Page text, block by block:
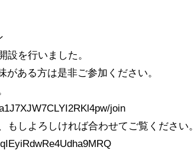
設を行いました。
ある方は是非ご参加ください。
join
しよろしければ合わせてご覧ください。